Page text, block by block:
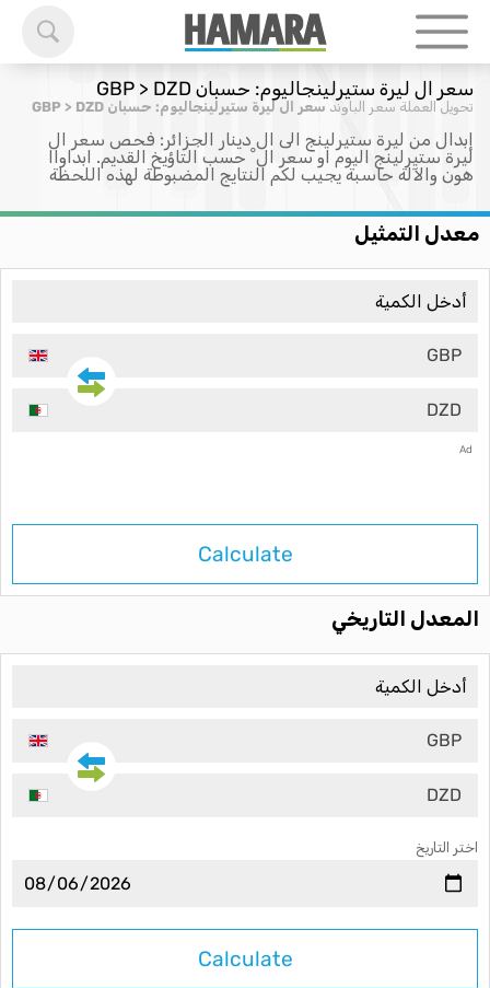
سعر ال ليرة ستيرلينجاليوم: حسبان GBP > DZD
تحويل العملة سعر الباوند سعر ال ليرة ستيرلينجاليوم: حسبان GBP > DZD
إبدال من ليرة ستيرلينج الى ال دينار الجزائر: فحص سعر ال
ليرة ستيرلينج اليوم او سعر ال ْ حسب التاؤيخ القديم. ابداواا
هون والآلة حاسبة يجيب لكم النتايج المضبوطة لهذه اللحظة
معدل التمثيل
GBP
DZD
Ad
Calculate
المعدل التاريخي
GBP
DZD
اختر التاريخ